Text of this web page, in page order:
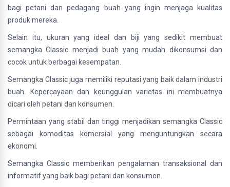
bagi petani dan pedagang buah yang ingin menjaga kualitas
produk mereka.
Selain itu, ukuran yang ideal dan biji yang sedikit membuat
semangka Classic menjadi buah yang mudah dikonsumsi dan
cocok untuk berbagai kesempatan.
Semangka Classic juga memiliki reputasi yang baik dalam industri
buah. Kepercayaan dan keunggulan varietas ini membuatnya
dicari oleh petani dan konsumen.
Permintaan yang stabil dan tinggi menjadikan semangka Classic
sebagai komoditas komersial yang menguntungkan secara
ekonomi.
Semangka Classic memberikan pengalaman transaksional dan
informatif yang baik bagi petani dan konsumen.